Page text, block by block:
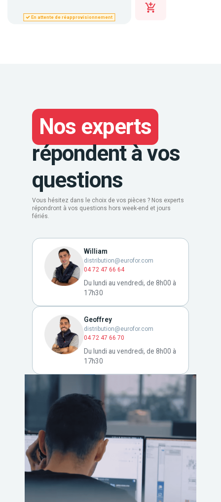
En attente de réapprovisionnement
Nos experts
répondent à vos
questions
Vous hésitez dans le choix de vos pièces ? Nos experts
répondront à vos questions hors week-end et jours
fériés.
William
distribution@eurofor.com
04 72 47 66 64
Du lundi au vendredi, de 8h00 à
17h30
Geoffrey
distribution@eurofor.com
04 72 47 66 70
Du lundi au vendredi, de 8h00 à
17h30